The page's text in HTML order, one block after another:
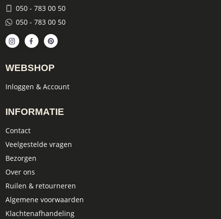
050 - 783 00 50
050 - 783 00 50
WEBSHOP
Inloggen & Account
INFORMATIE
Contact
Veelgestelde vragen
Bezorgen
Over ons
Ruilen & retourneren
Algemene voorwaarden
Klachtenafhandeling